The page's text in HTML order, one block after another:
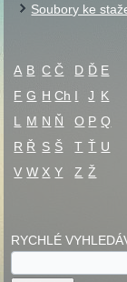
Soubory ke
A B C Č D Ď E
F G H Ch I J K
L
M N Ň O P Q
R Ř S Š T Ť U
V W X Y Z Ž
RYCHLÉ